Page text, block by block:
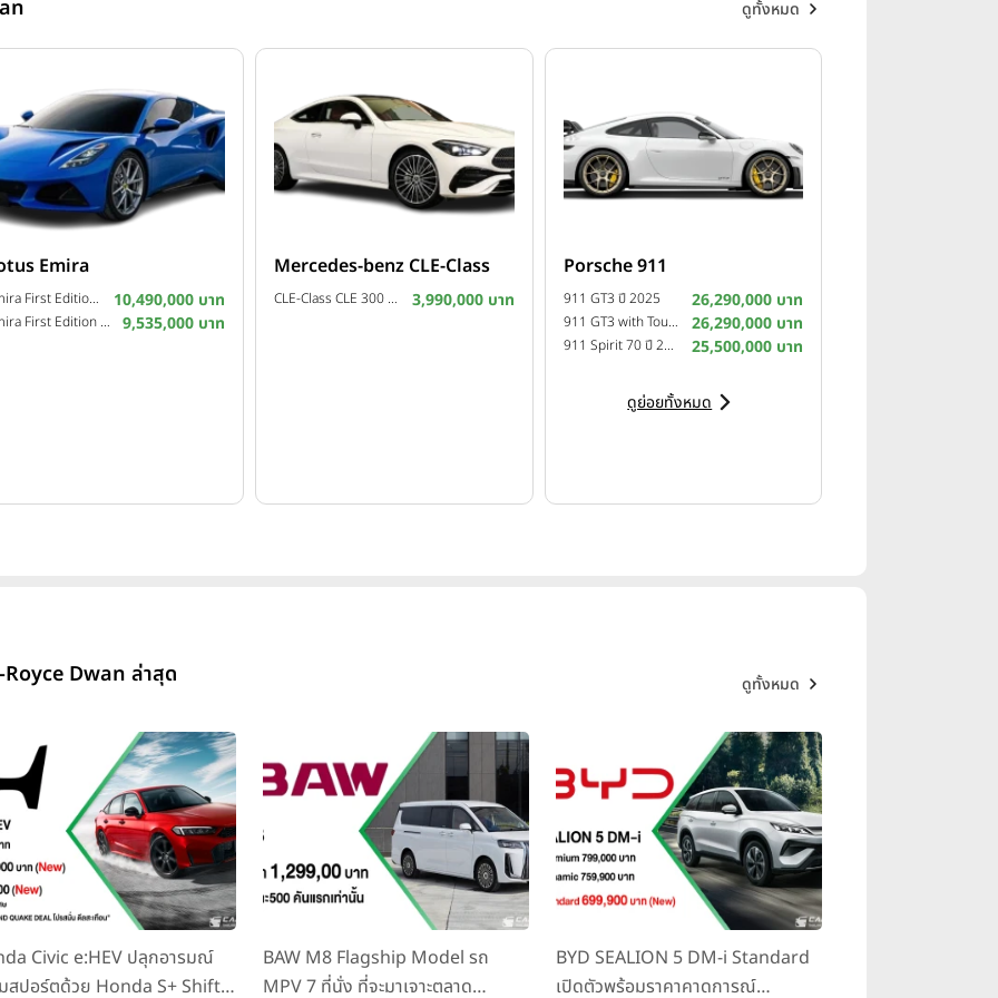
ดูทั้งหมด
Emira
Emira First Edition ปี 2026 10,490,000 บาท
Emira First Edition Demo ปี 2026 9,535,000 บาท
Mercedes-benz CLE-Class
CLE-Class CLE 300 4MATIC Coupé AMG Dynamic Night Edition ปี 2026 3,990,000 บาท
Porsche 911
911 GT3 ปี 2025 26,290,000 บาท
911 GT3 with Touring Package ปี 2025 26,290,000 บาท
911 Spirit 70 ปี 2025 25,500,000 บาท
ดูย่อยทั้งหมด
Dwan ล่าสุด ดูทั้งหมด
Civic e:HEV ปลุกอารมณ์
สปอร์ตด้วย Honda S+ Shift
BAW M8 Flagship Model รถ
MPV 7 ที่นั่ง ที่จะมาเจาะตลาด
BYD SEALION 5 DM-i Standard
เปิดตัวพร้อมราคาคาดการณ์